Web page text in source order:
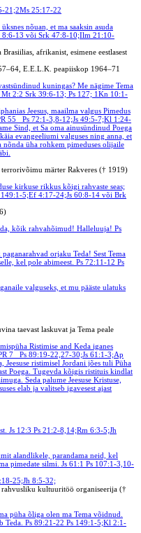
21;2Ms 25:17-22
nõuan, et ma saaksin asuda
8:6-13 või Srk 47:8-10;Ilm 21:10-
afrikanist, esimene eestlasest
E.E.L.K. peapiiskop 1964–71
kuningas? Me nägime Tema
Mt 2:2 Srk 39:6-13; Ps 127; 1Kn 10:1-
Jeesus, maailma valgus Pimedus
55
Ps 72:1-3,8-12;Js 49:5-7;Kl 1:24-
Sind, et Sa oma ainusündinud Poega
evangeeliumi valguses ning anna, et
nõnda üha rohkem pimeduses olijaile
terrorivõimu märter Rakveres († 1919)
kirkuse rikkus kõigi rahvaste seas;
149:1-5;Ef 4:17-24;Js 60:8-14 või Brk
kõik rahvahõimud! Halleluuja! Ps
orjaku Teda! Sest Tema
kel pole abimeest. Ps 72:11-12 Ps
valguseks, et mu pääste ulatuks
taevast laskuvat ja Tema peale
Ristimise and Keda iganes
7
Ps 89:19-22,27-30;Js 61:1-3;Ap
Jeesuse ristimisel Jordani jões tuli Püha
Poega. Tugevda kõigis ristituis kindlat
Seda palume Jeesuse Kristuse,
elab ja valitseb igavesest ajast
Js 12:3 Ps 21:2-8,14;Rm 6:3-5;Jh
alandlikele, parandama neid, kel
pimedate silmi. Js 61:1 Ps 107:1-3,10-
25;Jh 8:5-32;
kultuuritöö organiseerija (†
püha õliga olen ma Tema võidnud.
Teda. Ps 89:21-22 Ps 149:1-5;Kl 2:1-